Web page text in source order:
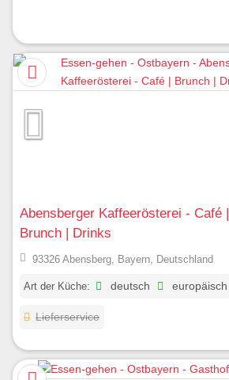
Abensberger Kaffeerösterei - Café |
Brunch | Drinks
93326 Abensberg, Bayern, Deutschland
Art der Küche: deutsch europäisch
Lieferservice